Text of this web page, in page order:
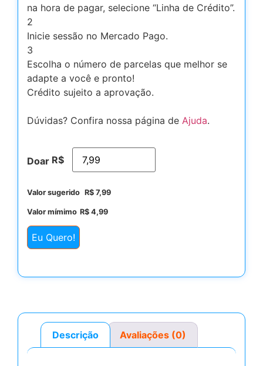
na hora de pagar, selecione “Linha de Crédito”.
2
Inicie sessão no Mercado Pago.
3
Escolha o número de parcelas que melhor se
adapte a você e pronto!
Crédito sujeito a aprovação.
Dúvidas? Confira nossa página de Ajuda.
Doar R$
Valor sugerido R$ 7,99
Valor mímimo R$ 4,99
Eu Quero!
Descrição Avaliações (0)